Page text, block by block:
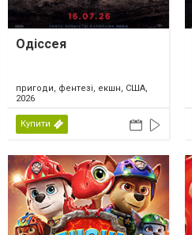
Одіссея
пригоди, фентезі, екшн, США,
2026
Купити